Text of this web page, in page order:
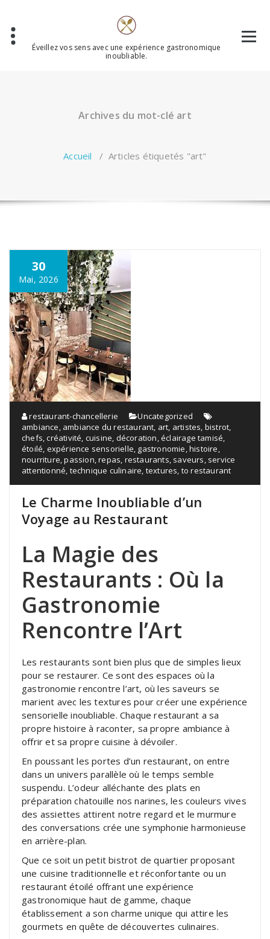
contenu
Éveillez vos sens avec une expérience gastronomique
inoubliable.
Archives du mot-clé art
Accueil / Articles étiquetés "art"
30
Mai, 2026
restaurant-chancellerie
Uncategorized
ambiance, ambiance du restaurant, art, artistes, bistrot,
chefs,créativité, cuisine, décoration,éclairage tamisé,
étoilé, expérience sensorielle, gastronomie,histoire,
nourriture,passion,repas, restaurants, saveurs, service
attentionné, technique culinaire, textures, to restaurant
Le Charme Inoubliable d’un
Voyage au Restaurant
La Magie des
Restaurants : Où la
Gastronomie
Rencontre l’Art
Les restaurants sont bien plus que de simples lieux
pour se restaurer. Ce sont des espaces où la
gastronomie rencontre l’art, où les saveurs se
marient avec les textures pour créer une expérience
sensorielle inoubliable. Chaque restaurant a sa
propre histoire à raconter, sa propre ambiance à
offrir et sa propre cuisine à dévoiler.
En poussant les portes d’un restaurant, on entre
dans un univers parallèle où le temps semble
suspendu. L’odeur alléchante des plats en
préparation chatouille nos narines, les couleurs vives
des assiettes attirent notre regard et le murmure
des conversations crée une symphonie harmonieuse
en arrière-plan.
Que ce soit un petit bistrot de quartier proposant
une cuisine traditionnelle et réconfortante ou un
restaurant étoilé offrant une expérience
gastronomique haut de gamme, chaque
établissement a son charme unique qui attire les
gourmets en quête de découvertes culinaires.